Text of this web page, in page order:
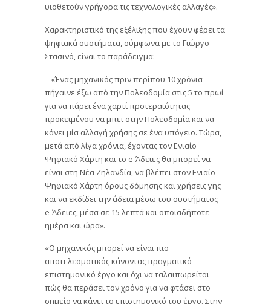
υιοθετούν γρήγορα τις τεχνολογικές αλλαγές».
Χαρακτηριστικό της εξέλιξης που έχουν φέρει τα
ψηφιακά συστήματα, σύμφωνα με το Γιώργο
Στασινό, είναι το παράδειγμα:
– «Ένας μηχανικός πριν περίπου 10 χρόνια
πήγαινε έξω από την Πολεοδομία στις 5 το πρωί
για να πάρει ένα χαρτί προτεραιότητας
προκειμένου να μπει στην Πολεοδομία και να
κάνει μία αλλαγή χρήσης σε ένα υπόγειο. Τώρα,
μετά από λίγα χρόνια, έχοντας τον Ενιαίο
Ψηφιακό Χάρτη και το e-Άδειες θα μπορεί να
είναι στη Νέα Ζηλανδία, να βλέπει στον Ενιαίο
Ψηφιακό Χάρτη όρους δόμησης και χρήσεις γης
και να εκδίδει την άδεια μέσω του συστήματος
e-Άδειες, μέσα σε 15 λεπτά και οποιαδήποτε
ημέρα και ώρα».
«Ο μηχανικός μπορεί να είναι πιο
αποτελεσματικός κάνοντας πραγματικό
επιστημονικό έργο και όχι να ταλαιπωρείται
πώς θα περάσει τον χρόνο για να φτάσει στο
σημείο να κάνει το επιστημονικό του έργο. Στην